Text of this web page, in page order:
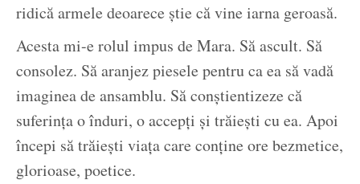
ridică armele deoarece știe că vine iarna geroasă.
Acesta mi-e rolul impus de Mara. Să ascult. Să
consolez. Să aranjez piesele pentru ca ea să vadă
imaginea de ansamblu. Să conștientizeze că
suferința o înduri, o accepți și trăiești cu ea. Apoi
începi să trăiești viața care conține ore bezmetice,
glorioase, poetice.